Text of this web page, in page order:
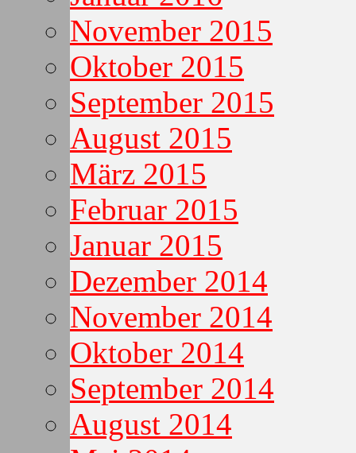
November 2015
Oktober 2015
September 2015
August 2015
März 2015
Februar 2015
Januar 2015
Dezember 2014
November 2014
Oktober 2014
September 2014
August 2014